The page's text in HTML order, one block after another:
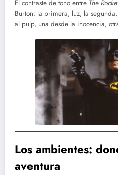
El contraste de tono entre The
Burton: la primera, luz; la
al pulp, una desde la inocencia,
Los ambientes:
aventura